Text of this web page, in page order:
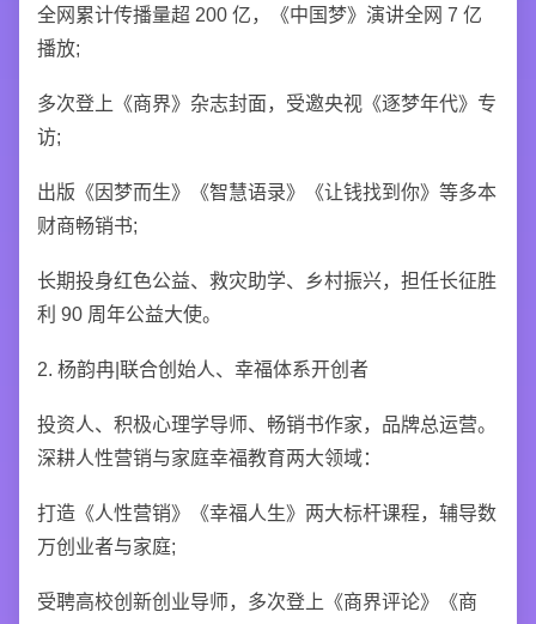
全网累计传播量超 200 亿，《中国梦》演讲全网 7 亿
播放;
多次登上《商界》杂志封面，受邀央视《逐梦年代》专
访;
出版《因梦而生》《智慧语录》《让钱找到你》等多本
财商畅销书;
长期投身红色公益、救灾助学、乡村振兴，担任长征胜
利 90 周年公益大使。
2. 杨韵冉|联合创始人、幸福体系开创者
投资人、积极心理学导师、畅销书作家，品牌总运营。
深耕人性营销与家庭幸福教育两大领域：
打造《人性营销》《幸福人生》两大标杆课程，辅导数
万创业者与家庭;
受聘高校创新创业导师，多次登上《商界评论》《商